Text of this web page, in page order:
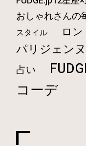
おしゃれさんの
スタイル ロ
パリジェンヌ
占い
コーデ